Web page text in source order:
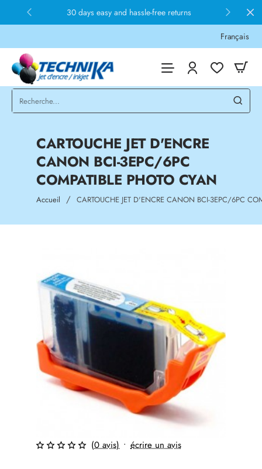
30 days easy and hassle-free returns
Français
CARTOUCHE JET D'ENCRE
CANON BCI-3EPC/6PC
COMPATIBLE PHOTO CYAN
Accueil homeCARTOUCHE JET D'ENCRE CANON BCI-3EPC/6PC
⭐️ Top Brand
(0 avis) • écrire un avis